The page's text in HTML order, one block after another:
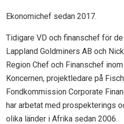
Ekonomichef sedan 2017.
Tidigare VD och finanschef för
Lappland Goldminers AB och
Region Chef och Finanschef
Koncernen, projektledare på
Fondkommission Corporate
har arbetat med prospekterings
olika länder i Afrika sedan 2006.